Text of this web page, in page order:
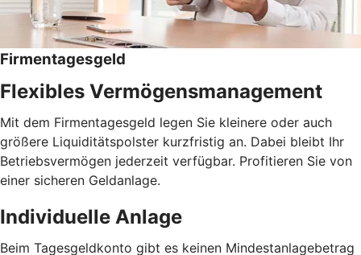
Firmentagesgeld
Flexibles Vermögensmanagement
Mit dem Firmentagesgeld legen Sie kleinere oder auch
größere Liquiditätspolster kurzfristig an. Dabei bleibt Ihr
Betriebsvermögen jederzeit verfügbar. Profitieren Sie von
einer sicheren Geldanlage.
Individuelle Anlage
Beim Tagesgeldkonto gibt es keinen Mindestanlagebetrag